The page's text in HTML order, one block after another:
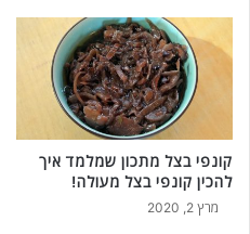
קונפי בצל מתכון שמלמד איך
להכין קונפי בצל מעולה!
מרץ 2, 2020